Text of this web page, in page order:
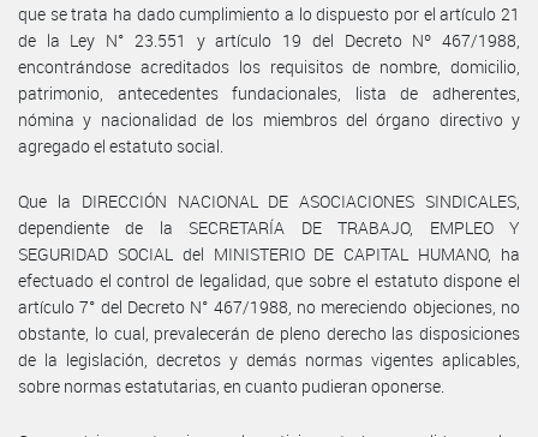
que se trata ha dado cumplimiento a lo dispuesto por el artículo 21
de la Ley N° 23.551 y artículo 19 del Decreto Nº 467/1988,
encontrándose acreditados los requisitos de nombre, domicilio,
patrimonio, antecedentes fundacionales, lista de adherentes,
nómina y nacionalidad de los miembros del órgano directivo y
agregado el estatuto social.
Que la DIRECCIÓN NACIONAL DE ASOCIACIONES SINDICALES,
dependiente de la SECRETARÍA DE TRABAJO, EMPLEO Y
SEGURIDAD SOCIAL del MINISTERIO DE CAPITAL HUMANO, ha
efectuado el control de legalidad, que sobre el estatuto dispone el
artículo 7° del Decreto N° 467/1988, no mereciendo objeciones, no
obstante, lo cual, prevalecerán de pleno derecho las disposiciones
de la legislación, decretos y demás normas vigentes aplicables,
sobre normas estatutarias, en cuanto pudieran oponerse.